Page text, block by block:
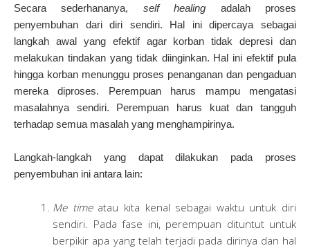
Secara sederhananya, self healing adalah proses
penyembuhan dari diri sendiri. Hal ini dipercaya sebagai
langkah awal yang efektif agar korban tidak depresi dan
melakukan tindakan yang tidak diinginkan. Hal ini efektif pula
hingga korban menunggu proses penanganan dan pengaduan
mereka diproses. Perempuan harus mampu mengatasi
masalahnya sendiri. Perempuan harus kuat dan tangguh
terhadap semua masalah yang menghampirinya.
Langkah-langkah yang dapat dilakukan pada proses
penyembuhan ini antara lain:
Me timeatau kita kenal sebagai waktu untuk diri
sendiri. Pada fase ini, perempuan dituntut untuk
berpikir apa yang telah terjadi pada dirinya dan hal